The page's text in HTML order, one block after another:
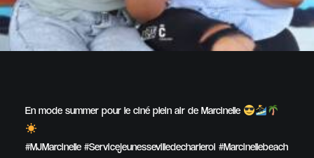
En mode summer pour le ciné plein air de Marcinelle
#MJMarcinelle #Servicejeunessevilledecharleroi #Marcinellebeach